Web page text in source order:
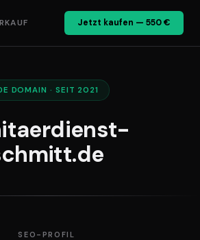
Jetzt kaufen — 550 €
DOMAIN · SEIT 2021
SEO-PROFIL